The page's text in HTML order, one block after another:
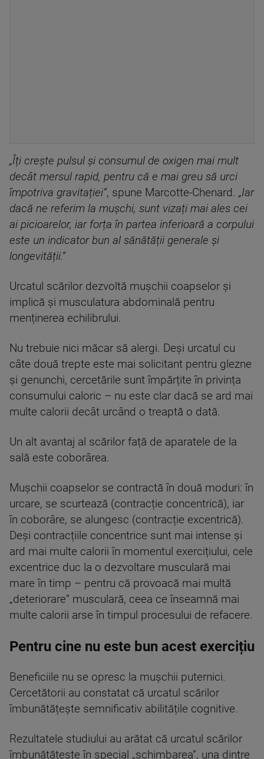
„Îți crește pulsul și consumul de oxigen mai mult
decât mersul rapid, pentru că e mai greu să urci
împotriva gravitației”, spune Marcotte-Chenard. „Iar
dacă ne referim la mușchi, sunt vizați mai ales cei
ai picioarelor, iar forța în partea inferioară a corpului
este un indicator bun al sănătății generale și
longevității.”
Urcatul scărilor dezvoltă mușchii coapselor și
implică și musculatura abdominală pentru
menținerea echilibrului.
Nu trebuie nici măcar să alergi. Deși urcatul cu
câte două trepte este mai solicitant pentru glezne
și genunchi, cercetările sunt împărțite în privința
consumului caloric – nu este clar dacă se ard mai
multe calorii decât urcând o treaptă o dată.
Un alt avantaj al scărilor față de aparatele de la
sală este coborârea.
Mușchii coapselor se contractă în două moduri: în
urcare, se scurtează (contracție concentrică), iar
în coborâre, se alungesc (contracție excentrică).
Deși contracțiile concentrice sunt mai intense și
ard mai multe calorii în momentul exercițiului, cele
excentrice duc la o dezvoltare musculară mai
mare în timp – pentru că provoacă mai multă
„deteriorare” musculară, ceea ce înseamnă mai
multe calorii arse în timpul procesului de refacere.
Pentru cine nu este bun acest exercițiu
Beneficiile nu se opresc la mușchii puternici.
Cercetătorii au constatat că urcatul scărilor
îmbunătățește semnificativ abilitățile cognitive.
Rezultatele studiului au arătat că urcatul scărilor
îmbunătățește în special „schimbarea”, una dintre